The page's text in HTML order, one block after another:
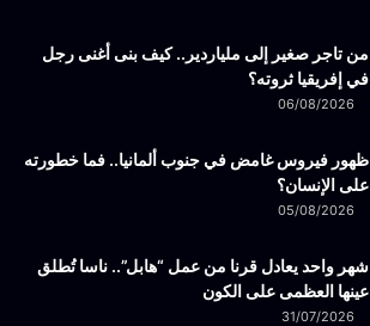
من تاجر صغير إلى ملياردير.. كيف بنى أغنى رجل
في إفريقيا ثروته؟
06/08/2026
ظهور فيروس غامض في جنوب ألمانيا.. فما خطورته
على الإنسان؟
05/08/2026
شهر واحد يعادل قرنا من عمل “هابل”.. ناسا تُطلق
عينها العظمى على الكون
31/07/2026